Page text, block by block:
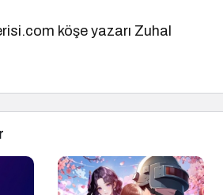
köşe yazarı Zuhal